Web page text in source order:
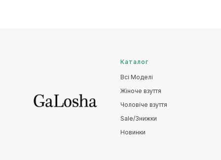
Каталог
Всі Моделі
Жіноче взуття
Чоловіче взуття
Sale/Знижки
Новинки